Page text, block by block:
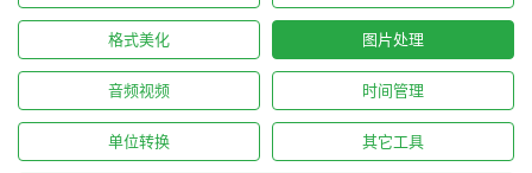
格式美化 图片处理
音频视频 时间管理
单位转换 其它工具